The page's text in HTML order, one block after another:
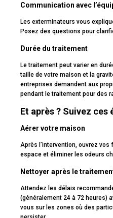
Communication avec
Les exterminateurs vous
Posez des questions pour
Durée du traitement
Le traitement peut varier en
taille de votre maison et la
entreprises demandent aux
pendant le traitement pour des
Et après ? Suivez ces
Aérer votre maison
Après l’intervention, ouvrez
espace et éliminer les odeurs
Nettoyer après le
Attendez les délais
(généralement 24 à 72 heures)
vous sur les zones où des